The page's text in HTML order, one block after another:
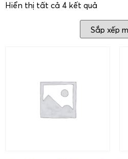
Hiển thị tất cả 4 kết quả